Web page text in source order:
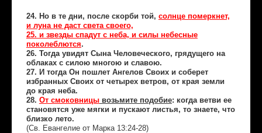
24. Но в те дни, после скорби той, солнце померкнет,
и луна не даст света своего,
25. и звезды спадут с неба, и силы небесные
поколеблются.
26. Тогда увидят Сына Человеческого, грядущего на
облаках с силою многою и славою.
27. И тогда Он пошлет Ангелов Своих и соберет
избранных Своих от четырех ветров, от края земли
до края неба.
28. От смоковницывозьмите подобие: когда ветви ее
становятся уже мягки и пускают листья, то знаете, что
близко лето.
(Св. Евангелие от Марка 13:24-28)